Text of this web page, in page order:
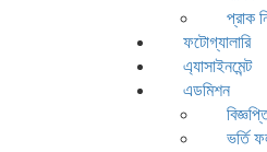
প্রাক
ফটোগ্যালারি
এ্যাসাইনমেন্ট
এডমিশন
ভর্তি